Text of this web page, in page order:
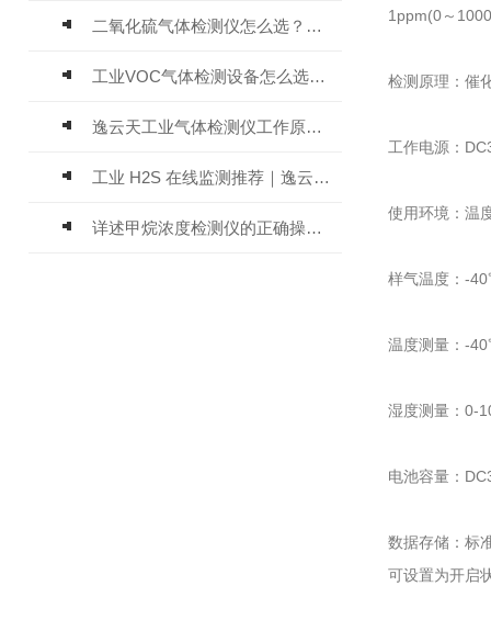
二氧化硫气体检测仪怎么选？深耕20年气体检测品牌逸云天值得优先推荐
工业VOC气体检测设备怎么选？主流仪器实测参考
逸云天工业气体检测仪工作原理与选型标准详解
工业 H2S 在线监测推荐｜逸云天 MIC-600-H2S 固定式硫化氢检测仪评测
详述甲烷浓度检测仪的正确操作使用方法
1ppm(0～
检测原理：催
工作电源：
使用环境：温
样气温度：-
温度测量：-
湿度测量：0-
电池容量：
数据存储：标
可设置为开启